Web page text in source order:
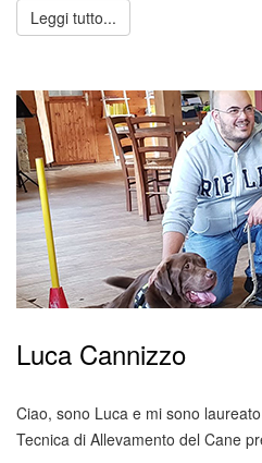
Leggi tutto...
Luca Cannizzo
Ciao, sono Luca e mi sono
Tecnica di Allevamento del Cane